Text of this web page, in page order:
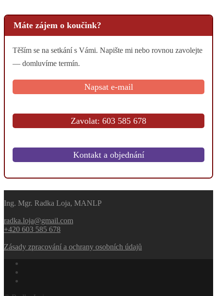
Máte zájem o koučink?
Těším se na setkání s Vámi. Napište mi nebo rovnou zavolejte
— domluvíme termín.
Napsat e-mail
Zavolat: 603 585 678
Kontakt a objednání
Ing. Mgr. Radka Loja, MANLP
radka.loja@gmail.com
+420 603 585 678
Zásady zpracování a ochrany osobních údajů